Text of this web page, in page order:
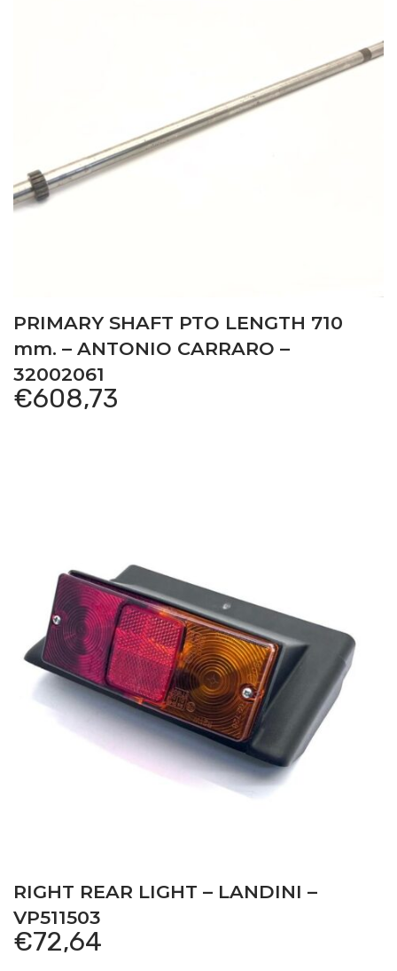
PRIMARY SHAFT PTO LENGTH 710
mm. – ANTONIO CARRARO –
32002061
€608,73
RIGHT REAR LIGHT – LANDINI –
VP511503
€72,64